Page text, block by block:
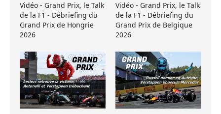
Vidéo - Grand Prix, le Talk
de la F1 - Débriefing du
Grand Prix de Hongrie
2026
Vidéo - Grand Prix, le Talk
de la F1 - Débriefing du
Grand Prix de Belgique
2026